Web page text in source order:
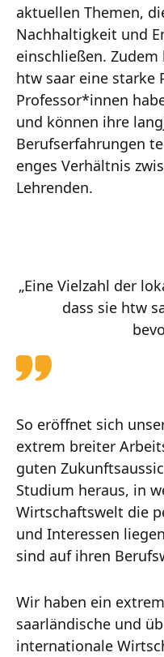
aktuellen Themen,
Nachhaltigkeit und
einschließen.
htw saar eine starke
Professor*innen
und können ihre
Berufserfahrungen
enges Verhältnis
Lehrenden.
„Eine Vielzahl der
dass sie htw
So eröffnet sich
extrem breiter
guten
Studium heraus, in
Wirtschaftswelt die
und Interessen
sind auf ihren
Wir haben ein
saarländische und
internationale